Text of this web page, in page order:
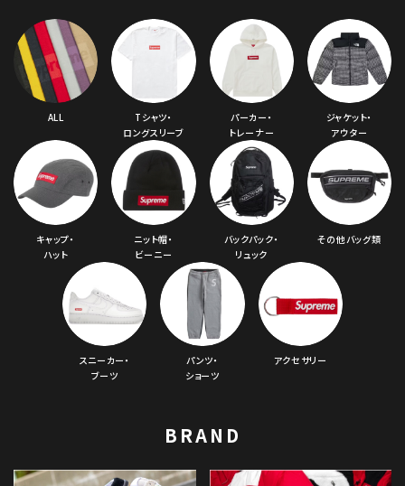
コラボレーションブランドから探す
シーズンから探す
価格から探す
円
在庫のない商品を表示する
絞り込んで検索する
ALL
Tシャツ・
ロングスリーブ
パーカー・
トレーナー
ジャケット・
アウター
キャップ・
ハット
ニット帽・
ビーニー
バックパック・
リュック
その他バッグ類
スニーカー・
ブーツ
パンツ・
ショーツ
アクセサリー
BRAND